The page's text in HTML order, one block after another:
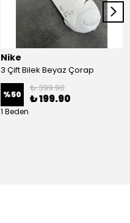
Nike
3 Çift Bilek Beyaz Çorap
%50
₺ 399.90
₺ 199.90
1 Beden